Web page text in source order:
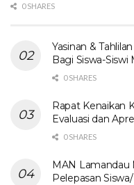
0 SHARES
Yasinan &
Bagi Siswa-
0 SHARES
Rapat Kenaikan
Evaluasi dan
0 SHARES
MAN Lamandau
Pelepasan